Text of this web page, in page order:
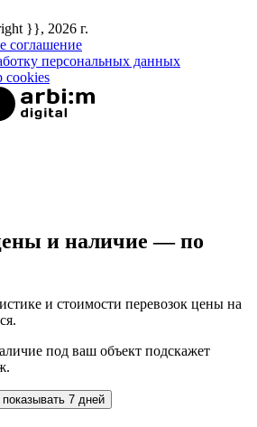
}}, 2026 г.
соглашение
персональных данных
cookies
и наличие — по
и стоимости перевозок цены на
под ваш объект подскажет
показывать 7 дней